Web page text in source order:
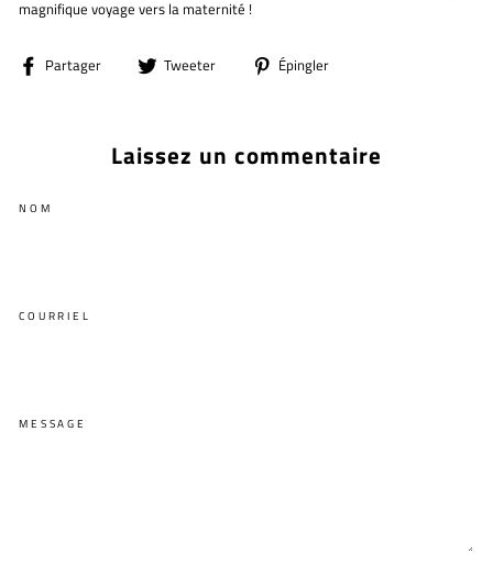
magnifique voyage vers la maternité !
Partager
PartagerTweeter
TweeterÉpingler
Laissez un commentaire
NOM
COURRIEL
MESSAGE